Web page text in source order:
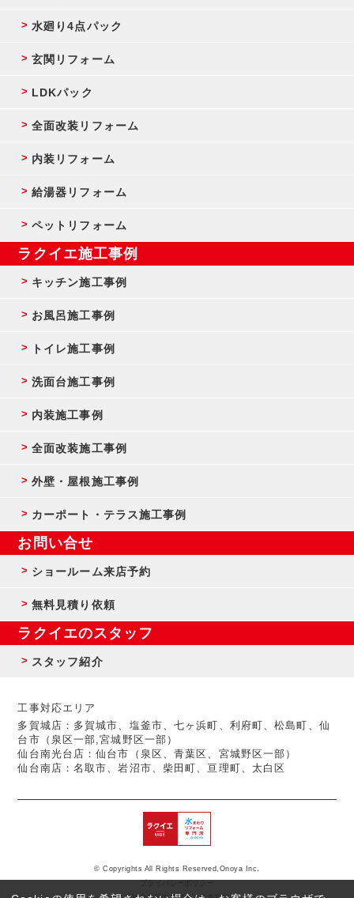
© Copyrights All Rights Reserved,Onoya Inc.
水廻り4点パック
玄関リフォーム
LDKパック
全面改装リフォーム
内装リフォーム
給湯器リフォーム
ペットリフォーム
ラクイエ施工事例
キッチン施工事例
お風呂施工事例
トイレ施工事例
洗面台施工事例
内装施工事例
全面改装施工事例
外壁・屋根施工事例
カーポート・テラス施工事例
お問い合せ
ショールーム来店予約
無料見積り依頼
ラクイエのスタッフ
スタッフ紹介
工事対応エリア
多賀城店：多賀城市、塩釜市、七ヶ浜町、利府町、松島町、仙
台市（泉区一部,宮城野区一部）
仙台南光台店：仙台市（泉区、青葉区、宮城野区一部）
仙台南店：名取市、岩沼市、柴田町、亘理町、太白区